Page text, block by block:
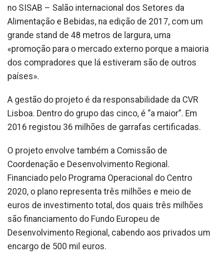
no SISAB – Salão internacional dos Setores da
Alimentação e Bebidas, na edição de 2017, com um
grande stand de 48 metros de largura, uma
«promoção para o mercado externo porque a maioria
dos compradores que lá estiveram são de outros
países».
A gestão do projeto é da responsabilidade da CVR
Lisboa. Dentro do grupo das cinco, é “a maior”. Em
2016 registou 36 milhões de garrafas certificadas.
O projeto envolve também a Comissão de
Coordenação e Desenvolvimento Regional.
Financiado pelo Programa Operacional do Centro
2020, o plano representa três milhões e meio de
euros de investimento total, dos quais três milhões
são financiamento do Fundo Europeu de
Desenvolvimento Regional, cabendo aos privados um
encargo de 500 mil euros.